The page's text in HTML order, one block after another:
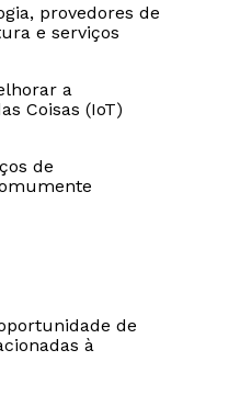
provedores de
e serviços
a
Coisas (IoT)
de
de
à